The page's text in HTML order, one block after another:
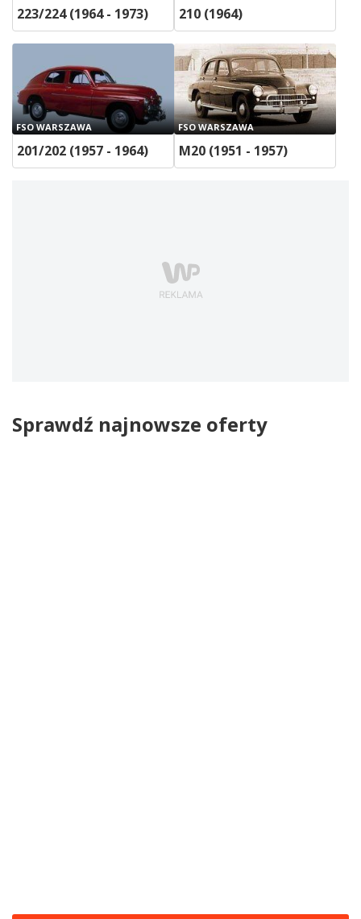
223/224 (1964 - 1973) 210 (1964)
FSO WARSZAWA
201/202 (1957 - 1964)
FSO WARSZAWA
M20 (1951 - 1957)
Sprawdź najnowsze oferty